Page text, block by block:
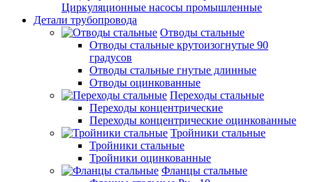
Циркуляционные насосы промышленные
Детали трубопровода
Отводы стальные
Отводы стальные крутоизогнутые 90
градусов
Отводы стальные гнутые длинные
Отводы оцинкованные
Переходы стальные
Переходы концентрические
Переходы концентрические оцинкованные
Тройники стальные
Тройники стальные
Тройники оцинкованные
Фланцы стальные